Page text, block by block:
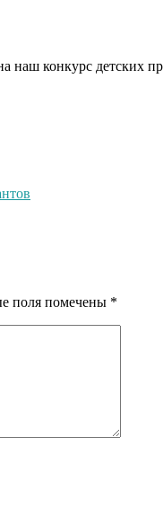
конкурс детских
поля помечены *